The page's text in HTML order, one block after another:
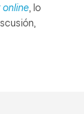
online , lo